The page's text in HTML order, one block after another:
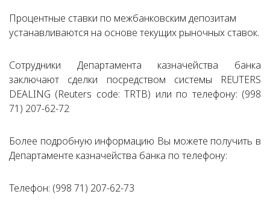
Процентные ставки по межбанковским депозитам
устанавливаются на основе текущих рыночных ставок.
Сотрудники Департамента казначейства банка
заключают сделки посредством системы REUTERS
DEALING (Reuters сode: TRTB) или по телефону: (998
71) 207-62-72
Более подробную информацию Вы можете получить в
Департаменте казначейства банка по телефону:
Телефон: (998 71) 207-62-73